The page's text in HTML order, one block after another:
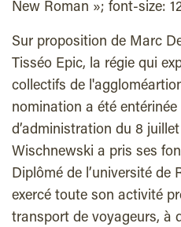
New Roman »; font-size:
Sur proposition de Marc
Tisséo Epic, la régie qui
collectifs de
nomination a été
d’administration du 8
Wischnewski a pris ses
Diplômé de l’université de
exercé toute son activité
transport de voyageurs, à